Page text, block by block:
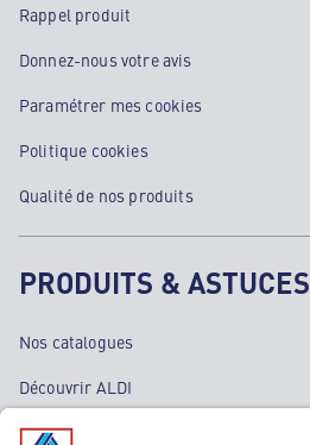
Rappel produit
Donnez-nous votre avis
Paramétrer mes cookies
Politique cookies
Qualité de nos produits
PRODUITS & ASTUCES
Nos catalogues
Découvrir ALDI
Nos bons plans